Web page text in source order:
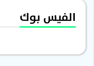
الفيس بوك